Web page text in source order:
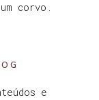
corvo.
e